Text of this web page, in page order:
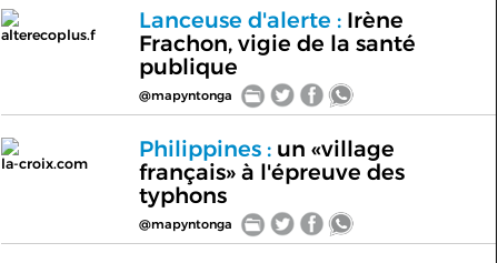
alterecoplus.f
Lanceuse d'alerte :Irène
Frachon, vigie de la santé
publique
@mapyntonga
la-croix.com
Philippines :un «village
français» à l'épreuve des
typhons
@mapyntonga